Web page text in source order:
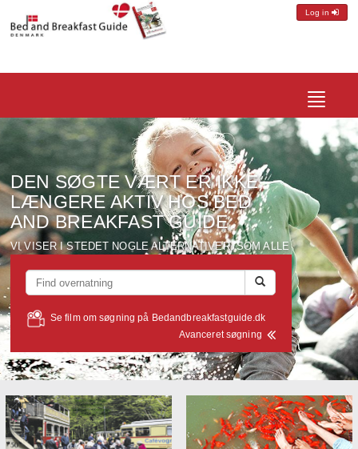
Log in
Toggle
DEN SØGTE VÆRT ER IKKE
LÆNGERE AKTIV HOS BED
AND BREAKFAST GUIDE
VI VISER I STEDET NOGLE ALTERNATIVER, SOM ALLE
SØGTE PÅ...
Avanceret søgning
Se film om søgning på Bedandbreakfastguide.dk